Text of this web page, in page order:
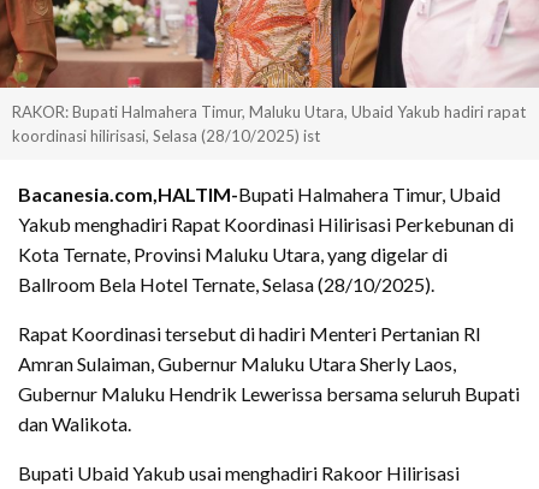
RAKOR: Bupati Halmahera Timur, Maluku Utara, Ubaid Yakub hadiri rapat
koordinasi hilirisasi, Selasa (28/10/2025) ist
Bacanesia.com,HALTIM-Bupati Halmahera Timur, Ubaid
Yakub menghadiri Rapat Koordinasi Hilirisasi Perkebunan di
Kota Ternate, Provinsi Maluku Utara, yang digelar di
Ballroom Bela Hotel Ternate, Selasa (28/10/2025).
Rapat Koordinasi tersebut di hadiri Menteri Pertanian RI
Amran Sulaiman, Gubernur Maluku Utara Sherly Laos,
Gubernur Maluku Hendrik Lewerissa bersama seluruh Bupati
dan Walikota.
Bupati Ubaid Yakub usai menghadiri Rakoor Hilirisasi